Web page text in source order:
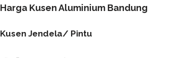
Harga Kusen Aluminium Bandung
Kusen Jendela/ Pintu